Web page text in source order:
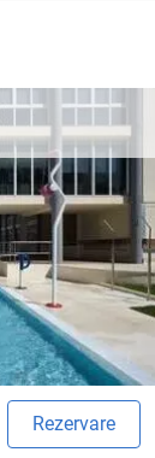
Rezervare